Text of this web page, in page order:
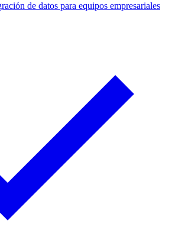
de datos para equipos empresariales